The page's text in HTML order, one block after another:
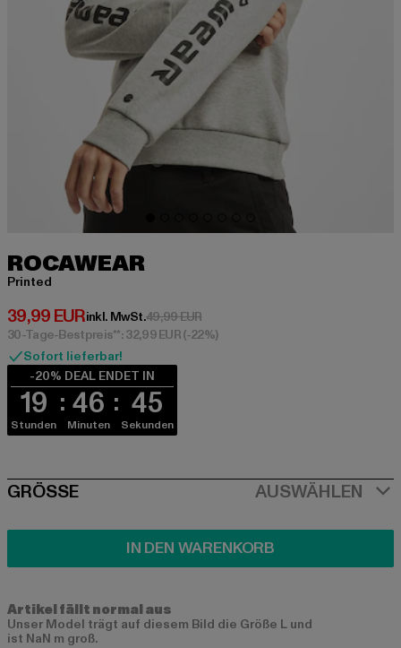
ROCAWEAR
Printed
39,99 EUR
Derzeitiger Preis: 39,99 EUR
inkl. MwSt.49,99 EURAktionspreis: 49,99 EUR
30-Tage-Bestpreis**: 32,99 EUR(-22%)
Sofort lieferbar!
-20% DEAL ENDET IN
19
Stunden
46
Minuten
44
Sekunden
SIZE
GRÖSSE AUSWÄHLEN
IN DEN WARENKORB
Artikel fällt normal aus
Unser Model trägt auf diesem Bild die Größe L und
ist NaN m groß.